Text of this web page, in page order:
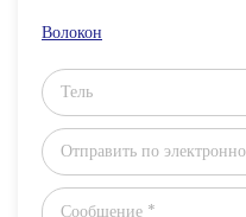
Волокон